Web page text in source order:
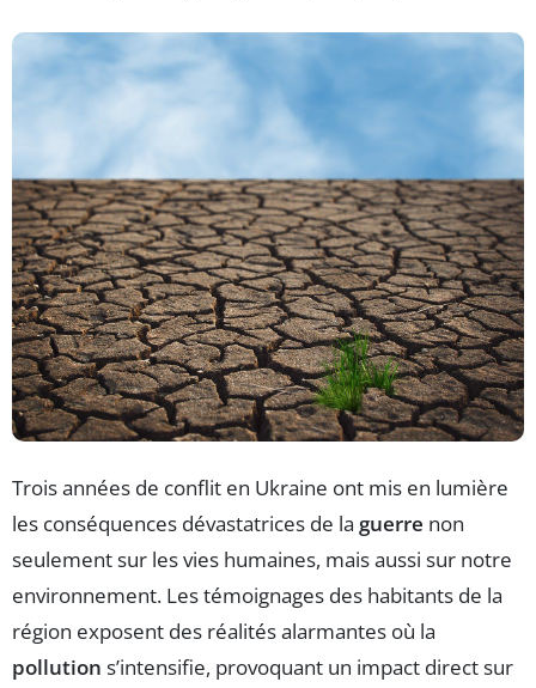
Trois années de conflit en Ukraine ont mis en lumière
les conséquences dévastatrices de la guerre non
seulement sur les vies humaines, mais aussi sur notre
environnement. Les témoignages des habitants de la
région exposent des réalités alarmantes où la
pollution s’intensifie, provoquant un impact direct sur